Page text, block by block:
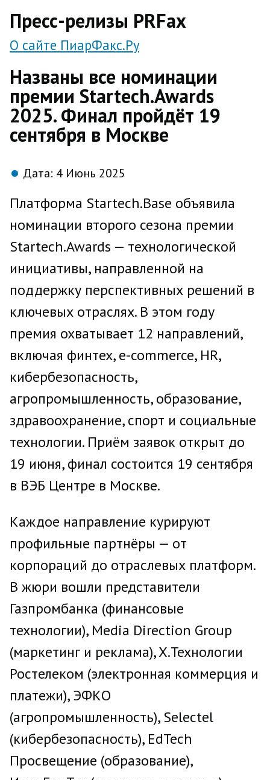
Пресс-релизы PRFax
О сайте ПиарФакс.Ру
Названы все номинации
премии Startech.Awards
2025. Финал пройдёт 19
сентября в Москве
Дата: 4 Июнь 2025
Платформа Startech.Base объявила
номинации второго сезона премии
Startech.Awards — технологической
инициативы, направленной на
поддержку перспективных решений в
ключевых отраслях. В этом году
премия охватывает 12 направлений,
включая финтех, e-commerce, HR,
кибербезопасность,
агропромышленность, образование,
здравоохранение, спорт и социальные
технологии. Приём заявок открыт до
19 июня, финал состоится 19 сентября
в ВЭБ Центре в Москве.
Каждое направление курируют
профильные партнёры — от
корпораций до отраслевых платформ.
В жюри вошли представители
Газпромбанка (финансовые
технологии), Media Direction Group
(маркетинг и реклама), X.Технологии
Ростелеком (электронная коммерция и
платежи), ЭФКО
(агропромышленность), Selectel
(кибербезопасность), EdTech
Просвещение (образование),